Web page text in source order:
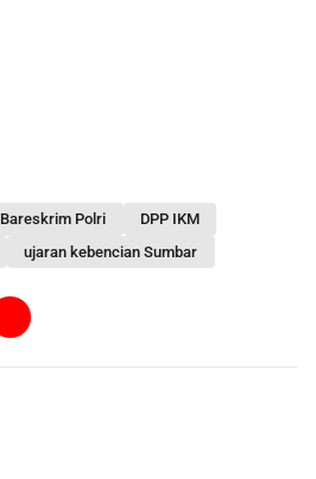
Bareskrim Polri
DPP IKM
ujaran kebencian Sumbar